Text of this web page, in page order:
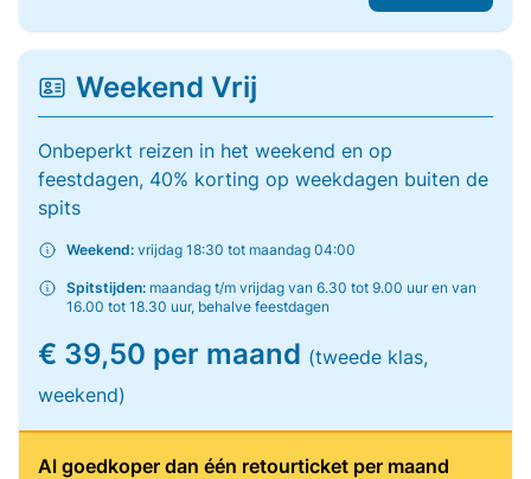
Weekend Vrij
Onbeperkt reizen in het weekend en op
feestdagen, 40% korting op weekdagen buiten de
spits
Weekend: vrijdag 18:30 tot maandag 04:00
Spitstijden: maandag t/m vrijdag van 6.30 tot 9.00 uur en van
16.00 tot 18.30 uur, behalve feestdagen
€ 39,50 per maand (tweede klas,
weekend)
Al goedkoper dan één retourticket per maand